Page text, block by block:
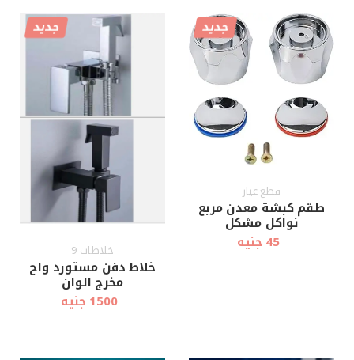
جديد
قطع غيار
طقم كبشة معدن مربع
نواكل مشكل
45 جنيه
جديد
خلاطات 9
خلاط دفن مستورد واح
مخرج الوان
1500 جنيه